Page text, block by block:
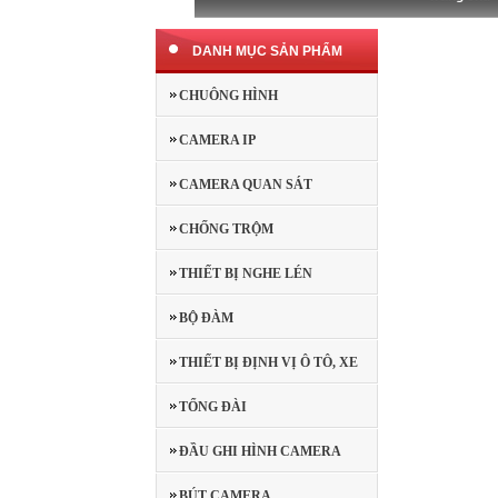
DANH MỤC SẢN PHẨM
CHUÔNG HÌNH
CAMERA IP
CAMERA QUAN SÁT
CHỐNG TRỘM
THIẾT BỊ NGHE LÉN
BỘ ĐÀM
THIẾT BỊ ĐỊNH VỊ Ô TÔ, XE
MÁY
TỔNG ĐÀI
ĐẦU GHI HÌNH CAMERA